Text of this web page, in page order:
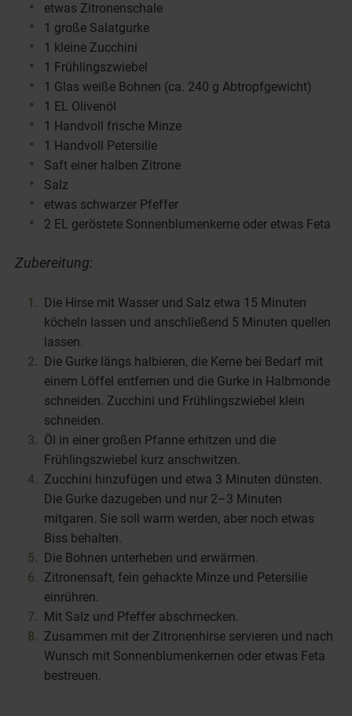
etwas Zitronenschale
1 große Salatgurke
1 kleine Zucchini
1 Frühlingszwiebel
1 Glas weiße Bohnen (ca. 240 g Abtropfgewicht)
1 EL Olivenöl
1 Handvoll frische Minze
1 Handvoll Petersilie
Saft einer halben Zitrone
Salz
etwas schwarzer Pfeffer
2 EL geröstete Sonnenblumenkerne oder etwas Feta
Zubereitung:
Die Hirse mit Wasser und Salz etwa 15 Minuten
köcheln lassen und anschließend 5 Minuten quellen
lassen.
Die Gurke längs halbieren, die Kerne bei Bedarf mit
einem Löffel entfernen und die Gurke in Halbmonde
schneiden. Zucchini und Frühlingszwiebel klein
schneiden.
Öl in einer großen Pfanne erhitzen und die
Frühlingszwiebel kurz anschwitzen.
Zucchini hinzufügen und etwa 3 Minuten dünsten.
Die Gurke dazugeben und nur 2–3 Minuten
mitgaren. Sie soll warm werden, aber noch etwas
Biss behalten.
Die Bohnen unterheben und erwärmen.
Zitronensaft, fein gehackte Minze und Petersilie
einrühren.
Mit Salz und Pfeffer abschmecken.
Zusammen mit der Zitronenhirse servieren und nach
Wunsch mit Sonnenblumenkernen oder etwas Feta
bestreuen.